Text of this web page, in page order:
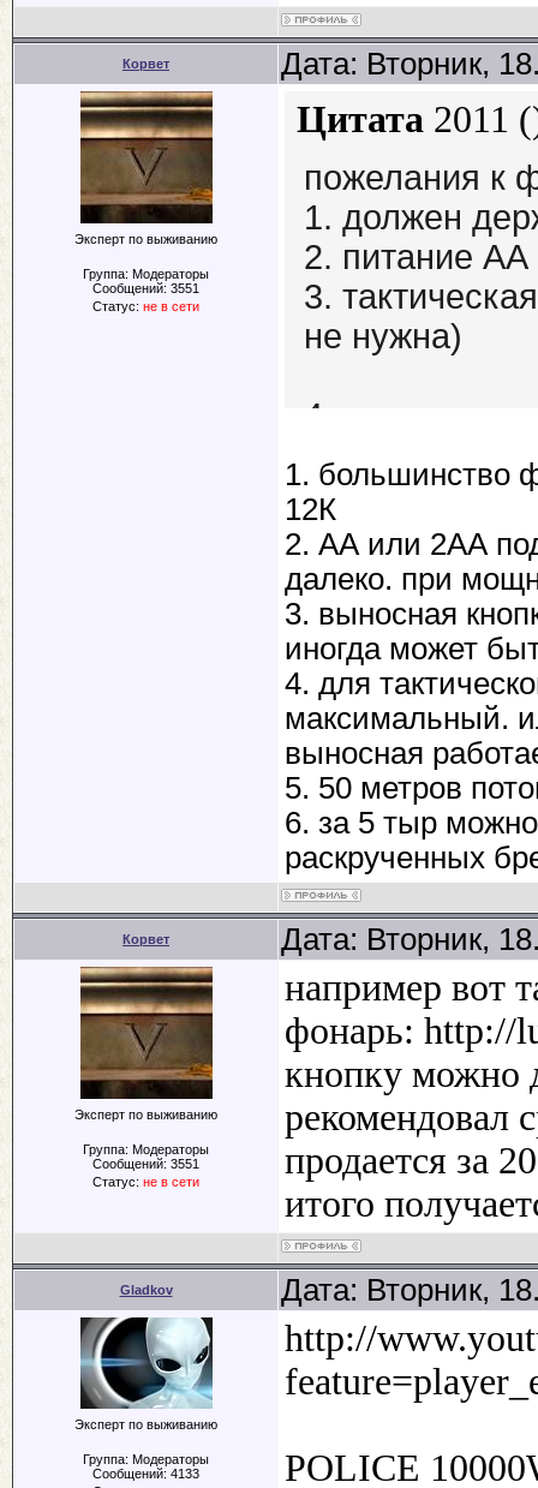
Корвет Дата: Вторник,
Эксперт по выживанию
Группа: Модераторы
Сообщений: 3551
Статус: не в сети
Цитата 2011 (
пожелания к
1. должен
2. питание
3.
не нужна)
4. чем
режима -
5. дальность
дальше не
6. цена до 5
1. большинство
12К
2. АА или 2АА
далеко. при
3. выносная
иногда может
4. для
максимальный.
выносная
5. 50 метров
6. за 5 тыр
раскрученных
Корвет Дата: Вторник,
Эксперт по выживанию
Группа: Модераторы
Сообщений: 3551
Статус: не в сети
например вот
фонарь: http://
кнопку можно
рекомендовал
продается за
итого
Gladkov Дата: Вторник,
Эксперт по выживанию
Группа: Модераторы
Сообщений: 4133
http://
POLICE